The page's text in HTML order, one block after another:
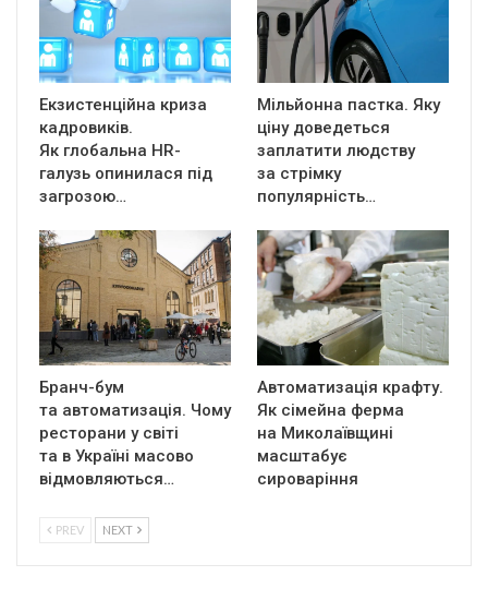
Екзистенційна криза
кадровиків.
Як глобальна HR-
галузь опинилася під
загрозою…
Мільйонна пастка. Яку
ціну доведеться
заплатити людству
за стрімку
популярність…
Бранч-бум
та автоматизація. Чому
ресторани у світі
та в Україні масово
відмовляються…
Автоматизація крафту.
Як сімейна ферма
на Миколаївщині
масштабує
сироваріння
PREV NEXT